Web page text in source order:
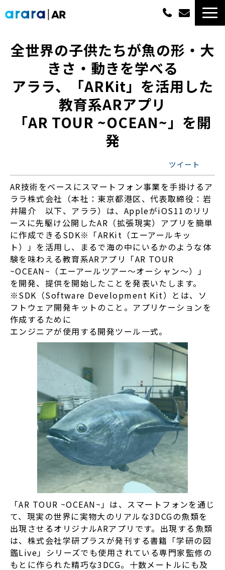
実績紹介
よくあるご質問
資料ダウンロード一覧
全世界の子供たちが魚の形・大
きさ・動きを学べる
アララ、「ARKit」を活用した
教育系ARアプリ
「AR TOUR ~OCEAN~」を開
発
ツイート
AR技術をベースにスマートフォン事業を手掛けるア
ララ株式会社（本社：東京都港区、代表取締役：岩
井陽介 以下、アララ）は、AppleがiOS11のリリ
ースに先駆け公開したAR（拡張現実）アプリを簡単
に作成できるSDK※「ARKit（エーアールキッ
ト）」を活用し、まるで海の中にいるかのような体
験を味わえる教育系ARアプリ「AR TOUR
~OCEAN~（エーアールツアー～オーシャン～）」
を開発、提供を開始したことを発表いたします。
※SDK（Software Development Kit）とは、ソ
フトウェア開発キットのこと。アプリケーションを
作成するために
エンジニアが使用する開発ツール一式。
「AR TOUR ~OCEAN~」は、スマートフォンを通じ
て、現実の世界に実物大のリアルな3DCGの魚類を
出現させるオリジナルARアプリです。出現する魚類
は、株式会社学研プラスが発刊する書籍「学研の図
鑑Live」シリーズでも使用されている専門家監修の
もとに作られた精巧な3DCG。十数メートルにも及